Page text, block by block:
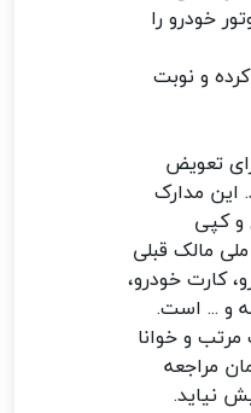
خودرو را
و نوبت
تعویض
این مدارک
و کپی
مالک قبلی
کارت خودرو،
و ... است.
و خوانا
مراجعه
نیاید.